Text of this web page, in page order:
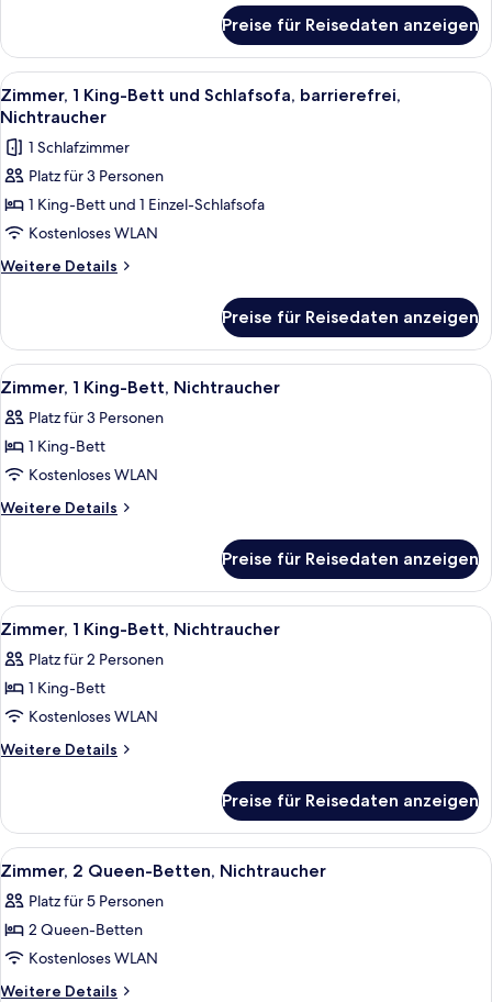
2 Queen-
Betten,
Nichtraucher
Preise für Reisedaten anzeigen
Alle
Fotos
für
Zimmer,
1 King-
Bett
und
Schlafsofa,
anzeigen
Ein Hotelzimmer mit einem großen
5
Zimmer, 1 King-Bett und Schlafsofa, barrierefrei,
Nichtraucher
1 Schlafzimmer
Platz für 3 Personen
1 King-Bett und 1 Einzel-Schlafsofa
Kostenloses WLAN
Weitere Details
Weitere
1 King-
Bett
und
barrierefrei,
Nichtraucher
Preise für Reisedaten anzeigen
Alle
Fotos
für
Zimmer,
1 King-
Bett,
Ein Hotelzimmer mit einem großen
3
Zimmer, 1 King-Bett, Nichtraucher
Platz für 3 Personen
1 King-Bett
Kostenloses WLAN
Weitere Details
Weitere
1 King-
Bett,
Nichtraucher
Preise für Reisedaten anzeigen
Alle
Fotos
für
Zimmer,
1 King-
Bett,
Ein Hotelzimmer mit Bett,
4
Zimmer, 1 King-Bett, Nichtraucher
Platz für 2 Personen
1 King-Bett
Kostenloses WLAN
Weitere Details
Weitere
1 King-
Bett,
Nichtraucher
Preise für Reisedaten anzeigen
Alle
Fotos
für
Zimmer,
2 Queen-
Betten,
Ein Hotelzimmer mit zwei Betten,
3
Zimmer, 2 Queen-Betten, Nichtraucher
Platz für 5 Personen
2 Queen-Betten
Kostenloses WLAN
Weitere Details
Weitere